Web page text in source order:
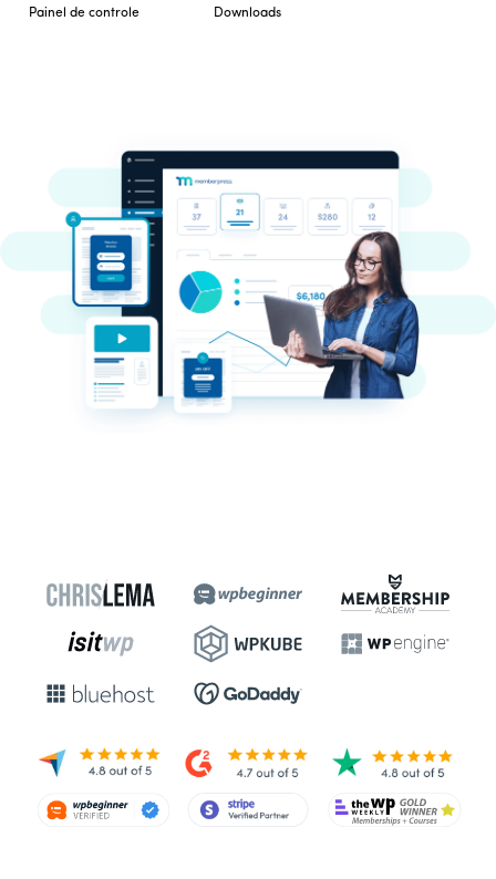
Painel de controle Downloads